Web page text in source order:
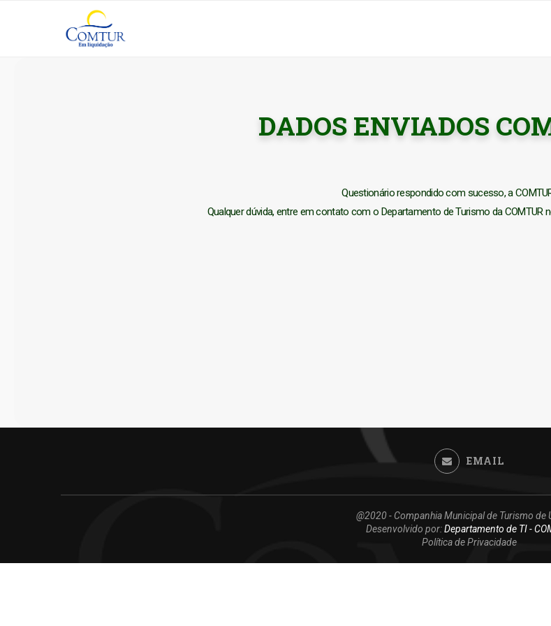
DADOS ENVIADOS
Questionário respondido com sucesso, a
Qualquer dúvida, entre em contato com o Departamento de Turismo da COMTUR
EMAIL
@2020 - Companhia Municipal de Turismo de
Desenvolvido por:Departamento de TI -
Política de Privacidade